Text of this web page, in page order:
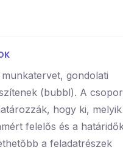
gondolati
(bubbl). A
hogy ki, melyik
felelős és a
a feladatrészek